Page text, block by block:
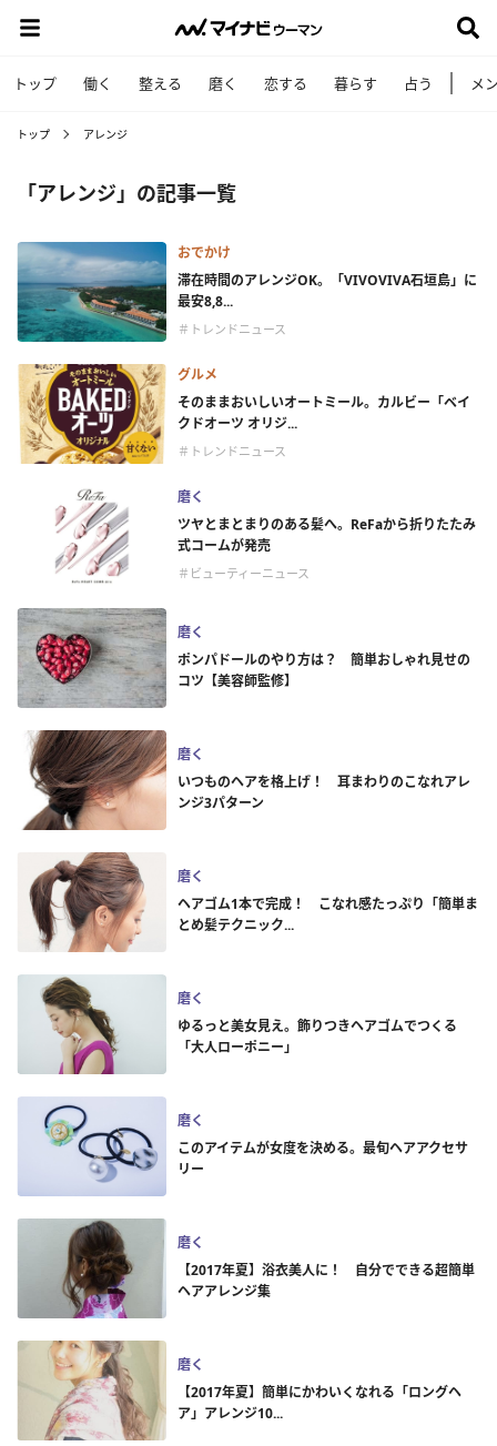
トップ 働く 整える 磨く 恋する 暮らす 占う メ
トップ アレンジ
「アレンジ」の記事一覧
おでかけ
滞在時間のアレンジOK。「VIVOVIVA石垣島」に
最安8,8...
＃トレンドニュース
グルメ
そのままおいしいオートミール。カルビー「ベイ
クドオーツ オリジ...
＃トレンドニュース
磨く
ツヤとまとまりのある髪へ。ReFaから折りたたみ
式コームが発売
＃ビューティーニュース
磨く
ポンパドールのやり方は？ 簡単おしゃれ見せの
コツ【美容師監修】
磨く
いつものヘアを格上げ！ 耳まわりのこなれアレ
ンジ3パターン
磨く
ヘアゴム1本で完成！ こなれ感たっぷり「簡単ま
とめ髪テクニック...
磨く
ゆるっと美女見え。飾りつきヘアゴムでつくる
「大人ローポニー」
磨く
このアイテムが女度を決める。最旬ヘアアクセサ
リー
磨く
【2017年夏】浴衣美人に！ 自分でできる超簡単
ヘアアレンジ集
磨く
【2017年夏】簡単にかわいくなれる「ロングヘ
ア」アレンジ10...